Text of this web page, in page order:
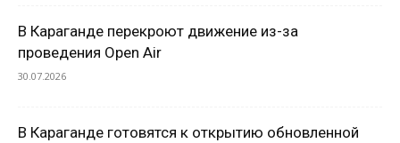
В Караганде перекроют движение из-за
проведения Open Air
30.07.2026
В Караганде готовятся к открытию обновленной